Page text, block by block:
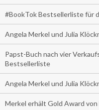
#BookTok Bestsellerliste für
Angela Merkel und Julia
Papst-Buch nach vier
Bestsellerliste
Angela Merkel und Julia
Merkel erhält Gold Award